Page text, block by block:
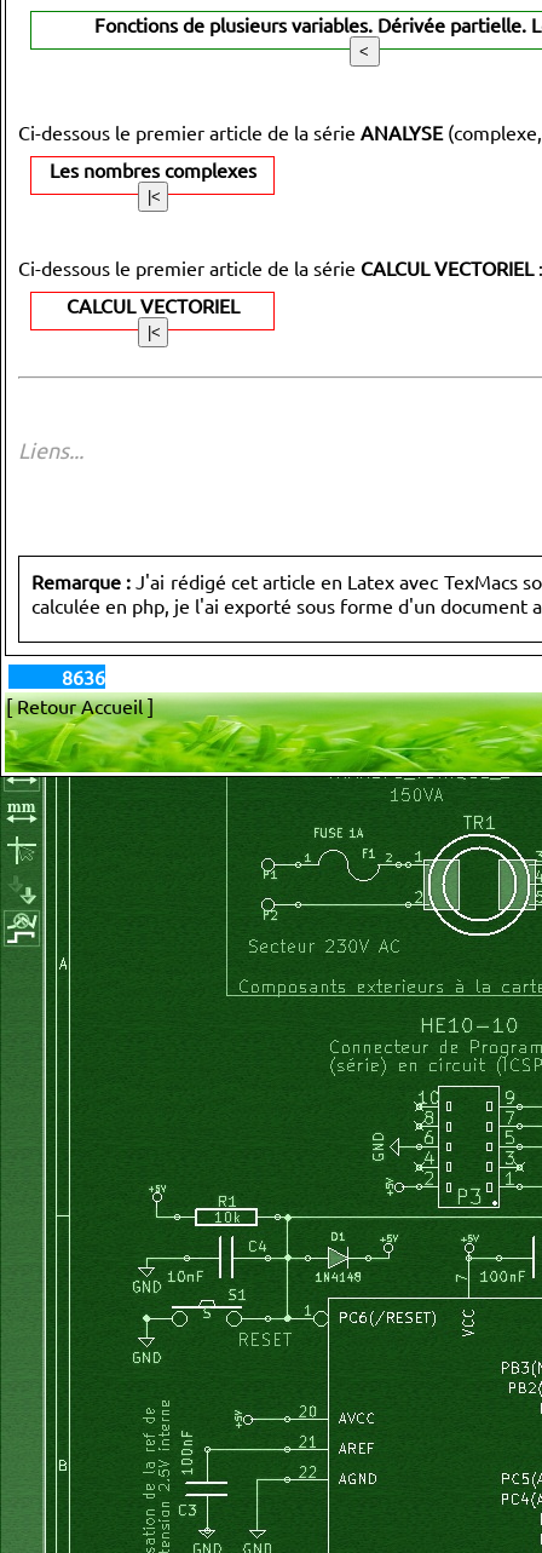
Fonctions de plusieurs variables. Dérivée partielle.
Ci-dessous le premier article de la série ANALYSE
Les nombres complexes
Ci-dessous le premier article de la série CALCUL VECTORIEL:
CALCUL VECTORIEL
Liens...
Remarque : J'ai rédigé cet article en Latex avec TexMacs
calculée en php, je l'ai exporté sous forme d'un document
8636
[ Retour Accueil ]